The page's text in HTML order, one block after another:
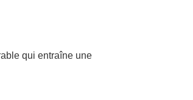
qui entraîne une